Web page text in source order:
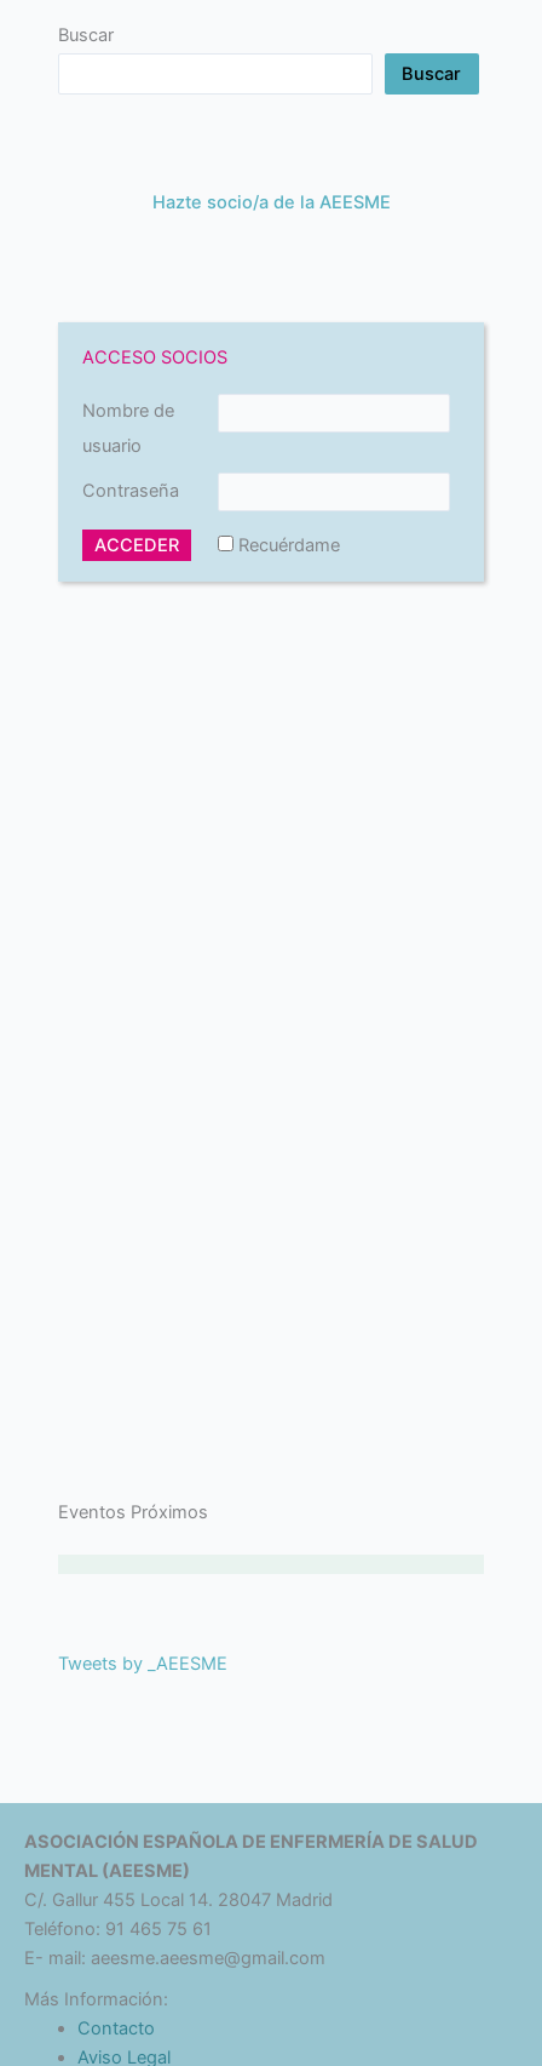
Buscar
Buscar
Hazte socio/a de la AEESME
ACCESO SOCIOS
Nombre de
usuario
Contraseña
Recuérdame
Eventos Próximos
Tweets by _AEESME
ASOCIACIÓN ESPAÑOLA DE ENFERMERÍA DE SALUD
MENTAL (AEESME)
C/. Gallur 455 Local 14. 28047 Madrid
Teléfono: 91 465 75 61
E- mail: aeesme.aeesme@gmail.com
Más Información:
Contacto
Aviso Legal